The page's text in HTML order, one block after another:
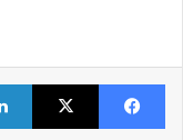
فيسبوك X